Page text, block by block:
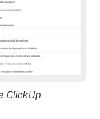
ClickUp